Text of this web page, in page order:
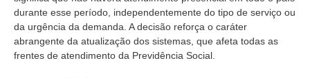
durante esse período, independentemente do tipo de serviço ou
da urgência da demanda. A decisão reforça o caráter
abrangente da atualização dos sistemas, que afeta todas as
frentes de atendimento da Previdência Social.